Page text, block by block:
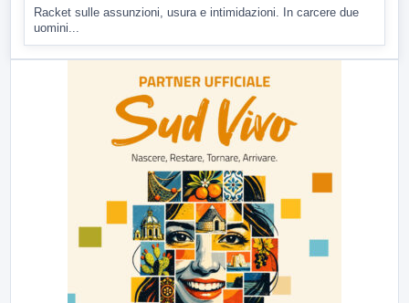
Racket sulle assunzioni, usura e intimidazioni. In carcere due
uomini...